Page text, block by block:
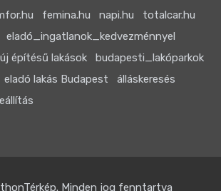
femina.hu napi.hu
totalcar.hu
eladó_ingatlanok_kedvezménnyel
építésű lakások
budapesti_lakóparkok
eladó lakás Budapest
álláskeresés
. Minden jog fenntartva